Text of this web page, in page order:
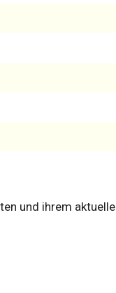
und ihrem aktuelle